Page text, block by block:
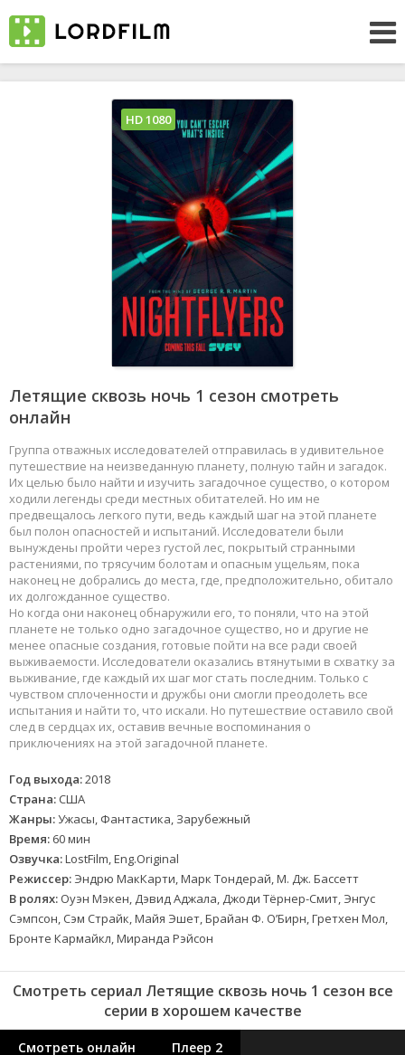
Летящие сквозь ночь 1 сезон смотреть
онлайн
Группа отважных исследователей отправилась в удивительное
путешествие на неизведанную планету, полную тайн и загадок.
Их целью было найти и изучить загадочное существо, о котором
ходили легенды среди местных обитателей. Но им не
предвещалось легкого пути, ведь каждый шаг на этой планете
был полон опасностей и испытаний. Исследователи были
вынуждены пройти через густой лес, покрытый странными
растениями, по трясучим болотам и опасным ущельям, пока
наконец не добрались до места, где, предположительно, обитало
их долгожданное существо.
Но когда они наконец обнаружили его, то поняли, что на этой
планете не только одно загадочное существо, но и другие не
менее опасные создания, готовые пойти на все ради своей
выживаемости. Исследователи оказались втянутыми в схватку за
выживание, где каждый их шаг мог стать последним. Только с
чувством сплоченности и дружбы они смогли преодолеть все
испытания и найти то, что искали. Но путешествие оставило свой
след в сердцах их, оставив вечные воспоминания о
приключениях на этой загадочной планете.
Год выхода:2018
Страна: США
Жанры:Ужасы, Фантастика, Зарубежный
Время: 60 мин
Озвучка:LostFilm, Eng.Original
Режиссер: Эндрю МакКарти, Марк Тондерай, М. Дж. Бассетт
В ролях: Оуэн Мэкен, Дэвид Аджала, Джоди Тёрнер-Смит, Энгус
Сэмпсон, Сэм Страйк, Майя Эшет, Брайан Ф. О’Бирн, Гретхен Мол,
Бронте Кармайкл, Миранда Рэйсон
HD 1080
Смотреть сериал Летящие сквозь ночь 1 сезон все
серии в хорошем качестве
Смотреть онлайн Плеер 2